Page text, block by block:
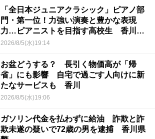
「全日本ジュニアクラシック」ピアノ部
門・第一位！力強い演奏と豊かな表現
力…ピアニストを目指す高校生 香川
【青春のキセキ】
2026/8/5(水)19:14
お盆どうする？ 長引く物価高が「帰
省」にも影響 自宅で過ごす人向けに新
たなサービスも 香川
2026/8/5(水)19:06
ガソリン代金を払わずに給油 詐欺と詐
欺未遂の疑いで72歳の男を逮捕 香川県